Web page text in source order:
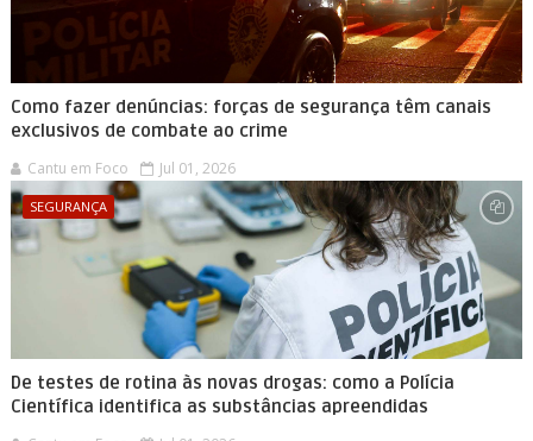
Como fazer denúncias: forças de segurança têm canais
exclusivos de combate ao crime
Cantu em Foco Jul 01, 2026
SEGURANÇA
De testes de rotina às novas drogas: como a Polícia
Científica identifica as substâncias apreendidas